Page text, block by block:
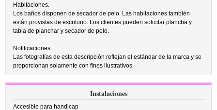
Habitaciones.
Los baños disponen de secador de pelo. Las habitaciones también
están provistas de escritorio. Los clientes pueden solicitar plancha y
tabla de planchar y secador de pelo.
Notificaciones:
Las fotografías de esta descripción reflejan el estándar de la marca y se
proporcionan solamente con fines ilustrativos
Instalaciones
Accesible para handicap